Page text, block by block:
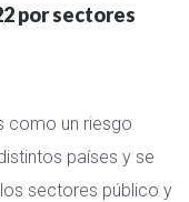
por sectores
como un riesgo
países y se
sectores público y